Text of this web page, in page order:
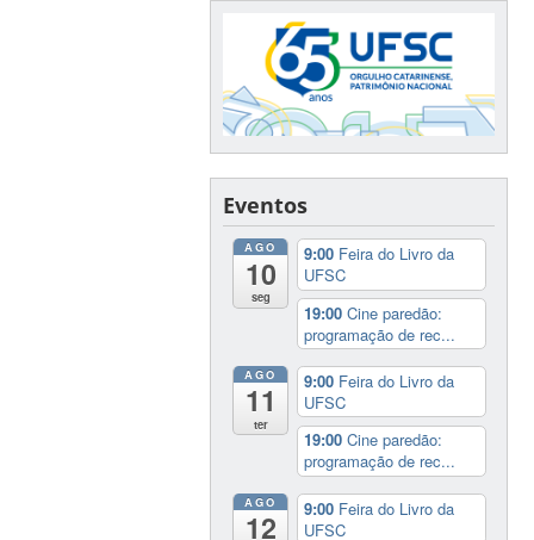
Eventos
AGO
10
seg
9:00 Feira do Livro da
UFSC
19:00Cine paredão:
programação de rec...
AGO
11
ter
9:00 Feira do Livro da
UFSC
19:00Cine paredão:
programação de rec...
AGO
12
9:00 Feira do Livro da
UFSC